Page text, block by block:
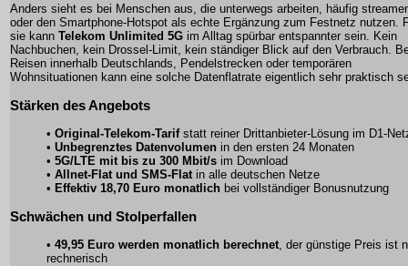
Anders sieht es bei Menschen aus, die unterwegs arbeiten, häufig
oder den Smartphone-Hotspot als echte Ergänzung zum Festnetz nutzen.
sie kann Telekom Unlimited 5G im Alltag spürbar entspannter sein. Kein
Nachbuchen, kein Drossel-Limit, kein ständiger Blick auf den Verbrauch.
Reisen innerhalb Deutschlands, Pendelstrecken oder temporären
Wohnsituationen kann eine solche Datenflatrate eigentlich sehr praktisch
Stärken des Angebots
• Original-Telekom-Tarifstatt reiner Drittanbieter-Lösung im D1-
• Unbegrenztes Datenvolumen in den ersten 24 Monaten
• 5G/LTE mit bis zu 300 Mbit/s im Download
• Allnet-Flat und SMS-Flat in alle deutschen Netze
• Effektiv 18,70 Euro monatlich bei vollständiger Bonusnutzung
Schwächen und Stolperfallen
• 49,95 Euro werden monatlich berechnet, der günstige Preis ist
rechnerisch